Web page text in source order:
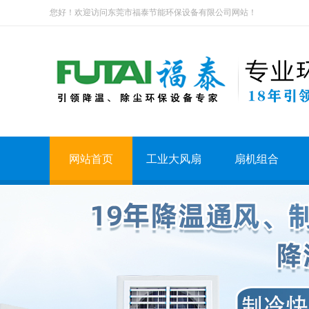
您好！欢迎访问东莞市福泰节能环保设备有限公司网站！
网站首页 工业大风扇 扇机组合